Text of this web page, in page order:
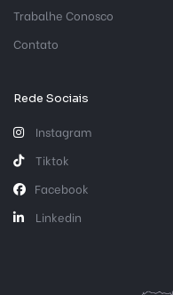
Trabalhe Conosco
Contato
Rede Sociais
Instagram
Tiktok
Facebook
Linkedin